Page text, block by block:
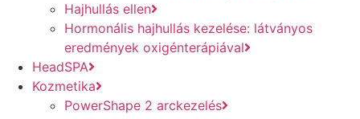
Hajhullás ellen
Hormonális hajhullás kezelése: látványos
eredmények oxigénterápiával
HeadSPA
Kozmetika
PowerShape 2 arckezelés